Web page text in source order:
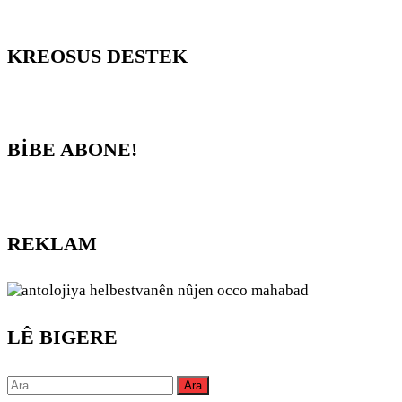
KREOSUS DESTEK
BİBE ABONE!
REKLAM
LÊ BIGERE
Arama: